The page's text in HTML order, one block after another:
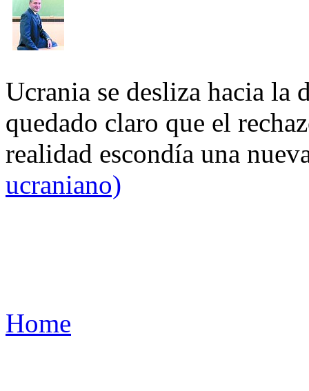
Ucrania se desliza hacia
quedado claro que el
realidad escondía una
ucraniano)
Home